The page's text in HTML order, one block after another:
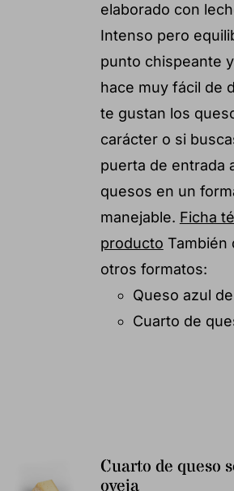
elaborado con
Intenso pero
punto chispeante
hace muy fácil de
te gustan los
carácter o si
puerta de entrada
quesos en un
manejable. Ficha
producto También
otros formatos:
Queso azul
Cuarto de
Cuarto de queso
oveja